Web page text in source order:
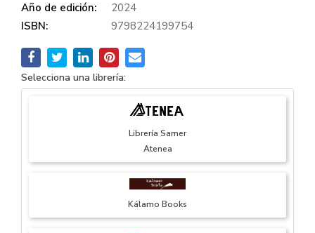
Año de edición:
2024
ISBN:
9798224199754
Selecciona una librería:
Librería Samer
Atenea
Kálamo Books